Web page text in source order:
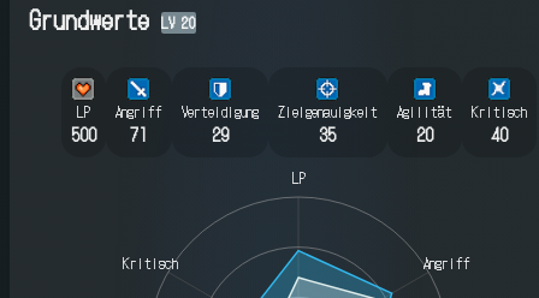
Grundwerte LV 20
LP
500
Angriff
71
Verteidigung
29
Zielgenauigkeit
35
Agilität
20
Kritisch
40
LP
Angriff
Kritisch